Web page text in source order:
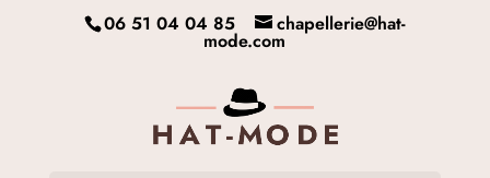
06 51 04 04 85 chapellerie@hat-
mode.com